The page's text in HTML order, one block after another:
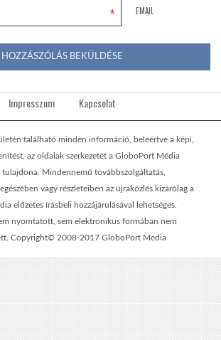
EMAIL
*
Impresszum Kapcsolat
található minden információ, beleértve a képi,
az oldalak szerkezetét a GloboPort Média
tulajdona. Mindennemű továbbszolgáltatás,
vagy részleteiben az újraközlés kizárólag a
előzetes írásbeli hozzájárulásával lehetséges.
nyomtatott, sem elektronikus formában nem
Copyright© 2008-2017 GloboPort Média